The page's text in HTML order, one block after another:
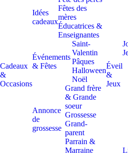
Cadeaux
&
Occasions
Idées
cadeaux
Fêtes des
mères
Éducatrices &
Enseignantes
Événements
& Fêtes
Saint-
Valentin
Pâques
Halloween
Noël
Annonce
de
grossesse
Grand frère
& Grande
soeur
Grossesse
Grand-
parent
Parrain &
Marraine
Éveil
&
Jeux